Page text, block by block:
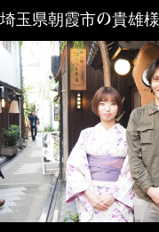
埼玉県朝霞市の貴雄